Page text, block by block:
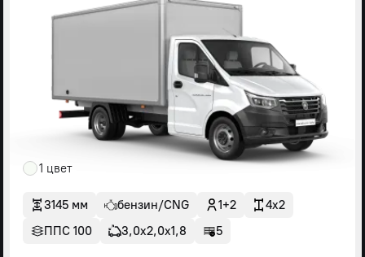
1 цвет
3145 мм бензин/CNG 1+2
4x2
ППС 100
3,0х2,0х1,8 5